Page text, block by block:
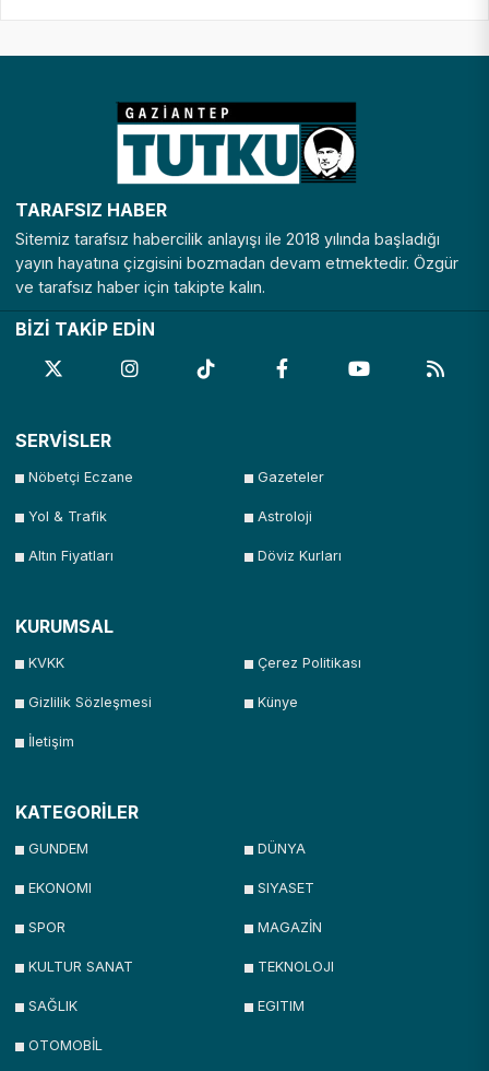
TARAFSIZ HABER
Sitemiz tarafsız habercilik anlayışı ile 2018 yılında başladığı
yayın hayatına çizgisini bozmadan devam etmektedir. Özgür
ve tarafsız haber için takipte kalın.
BİZİ TAKİP EDİN
SERVİSLER
Nöbetçi Eczane Gazeteler
Yol & Trafik Astroloji
Altın Fiyatları Döviz Kurları
KURUMSAL
KVKK Çerez Politikası
Gizlilik Sözleşmesi Künye
İletişim
KATEGORİLER
GUNDEM DÜNYA
EKONOMI SIYASET
SPOR MAGAZİN
KULTUR SANAT TEKNOLOJI
SAĞLIK EGITIM
OTOMOBİL